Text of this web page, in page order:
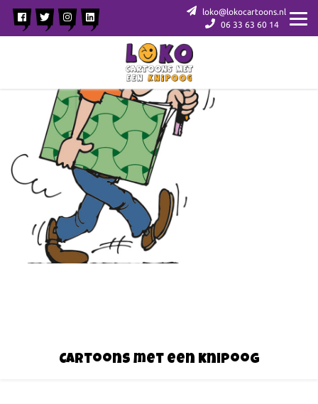
loko@lokocartoons.nl
06 33 63 60 14
Cartoons met een knipoog